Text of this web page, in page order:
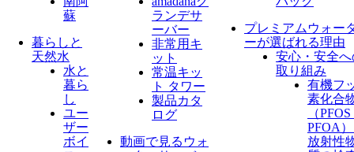
蘇
暮らしと
天然水
水と
暮ら
し
ユー
ザー
ボイ
ランデサ
ーバー
非常用キ
ット
常温キッ
ト タワー
製品カタ
ログ
動画で見るウォ
プレミアムウォー
ーが選ばれる理由
安心・安全へ
取り組み
有機フ
素化合
（
PFOA
放射性